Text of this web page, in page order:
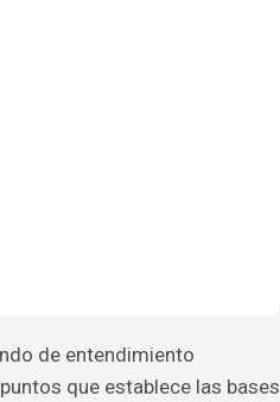
de entendimiento
que establece las bases